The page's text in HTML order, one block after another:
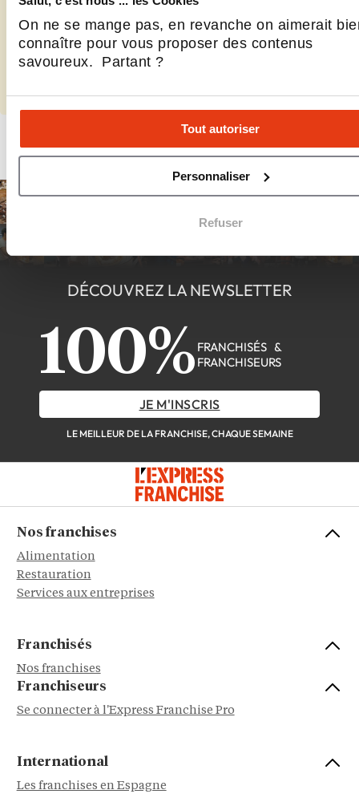
On ne se mange pas, en revanche on aimerait
connaître pour vous proposer des contenus
savoureux. Partant ?
Tout autoriser
Personnaliser
Refuser
Vous représentez Café Dépôt?
Renseignez les données manquantes et contrôlez vos informations.
DÉCOUVREZ LA NEWSLETTER
100% FRANCHISÉS &
FRANCHISEURS
JE M'INSCRIS
LE MEILLEUR DE LA FRANCHISE, CHAQUE SEMAINE
Nos franchises
Alimentation
Restauration
Services aux entreprises
Franchisés
Nos franchises
Franchiseurs
Se connecter à l'Express Franchise Pro
International
Les franchises en Espagne